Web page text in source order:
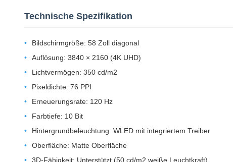
Technische Spezifikation
Bildschirmgröße: 58 Zoll diagonal
Auflösung: 3840 × 2160 (4K UHD)
Lichtvermögen: 350 cd/m2
Pixeldichte: 76 PPI
Erneuerungsrate: 120 Hz
Farbtiefe: 10 Bit
Hintergrundbeleuchtung: WLED mit integriertem Treiber
Oberfläche: Matte Oberfläche
3D-Fähigkeit: Unterstützt (50 cd/m2 weiße Leuchtkraft)